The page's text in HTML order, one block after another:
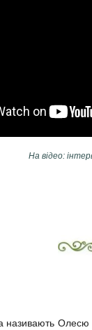
На відео:
називають